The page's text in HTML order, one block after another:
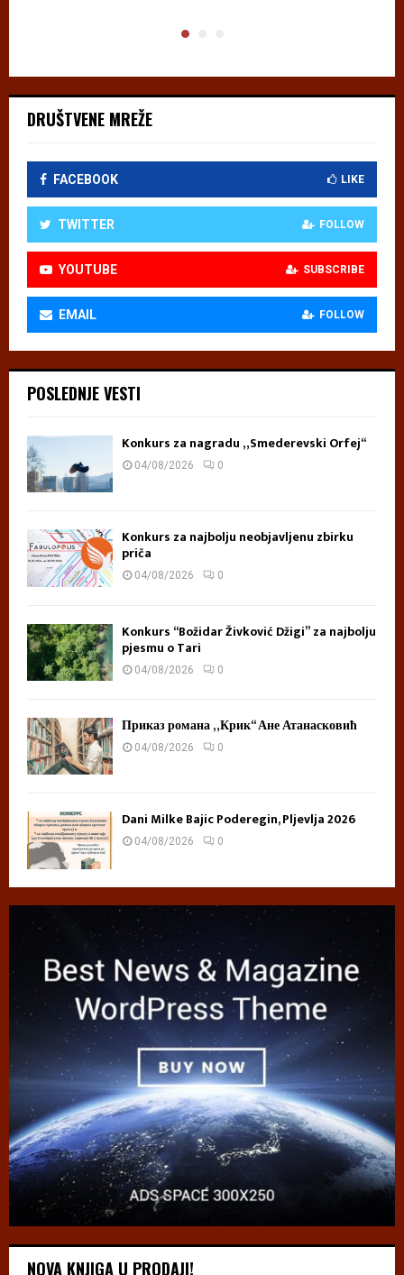
DRUŠTVENE MREŽE
FACEBOOK LIKE
TWITTER FOLLOW
YOUTUBE SUBSCRIBE
EMAIL FOLLOW
POSLEDNJE VESTI
Konkurs za nagradu „Smederevski Orfej“
04/08/2026 0
Konkurs za najbolju neobjavljenu zbirku
priča
04/08/2026 0
Konkurs “Božidar Živković Džigi” za najbolju
pjesmu o Tari
04/08/2026 0
Приказ романа „Крик“ Ане Атанасковић
04/08/2026 0
Dani Milke Bajic Poderegin, Pljevlja 2026
04/08/2026 0
NOVA KNJIGA U PRODAJI!